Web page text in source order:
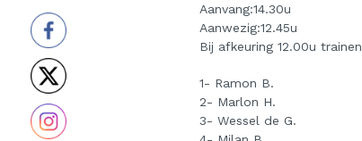
Aanvang:14.30u
Aanwezig:12.45u
Bij afkeuring 12.00u trainen
1- Ramon B.
2- Marlon H.
3- Wessel de G.